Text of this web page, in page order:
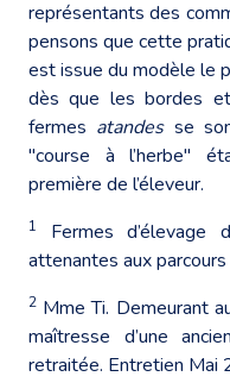
représentants des
pensons que cette
est issue du modèle le
dès que les bordes et
fermes atandesse
"course à l’herbe"
première de l’éleveur.
1
Fermes
attenantes aux
2 Mme Ti. Demeurant
maîtresse d’une
retraitée. Entretien Mai